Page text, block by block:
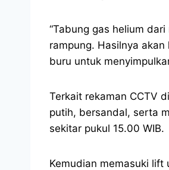
“Tabung gas helium
rampung. Hasilnya
buru untuk
Terkait rekaman CCTV
putih, bersandal, serta
sekitar pukul 15.00 WIB.
Kemudian memasuki